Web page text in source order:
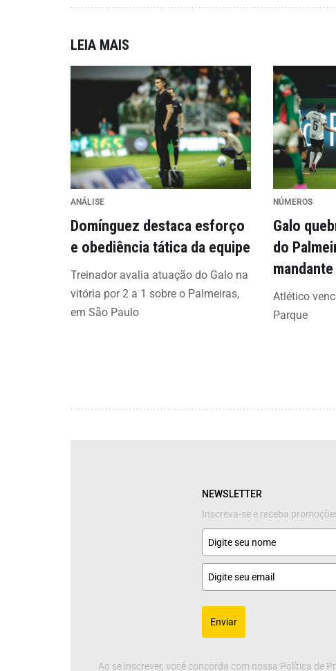
LEIA MAIS
ANÁLISE
Domínguez destaca esforço
e obediência tática da equipe
Treinador avalia atuação do Galo na
vitória por 2 a 1 sobre o Palmeiras,
em São Paulo
NÚMEROS
Galo
do
mandante
Atlético
Parque
NEWSLETTER
Inscreva-se e receba
Enviar
Ao se inscrever, você concorda com nossa Política de